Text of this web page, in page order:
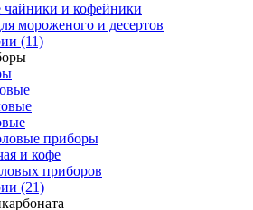
чайники и кофейники
мороженого и десертов
(11)
приборы
и кофе
приборов
(21)